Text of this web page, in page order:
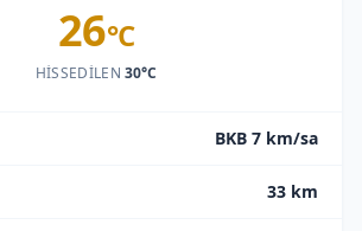
26°C
HISSEDILEN30°C
BKB 7 km/sa
33 km